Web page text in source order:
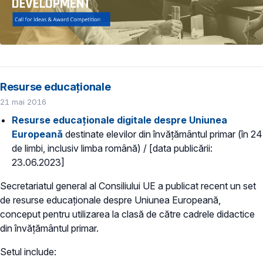
Resurse educaționale
21 mai 2016
Resurse educaționale digitale despre Uniunea
Europeană destinate elevilor din învățământul primar (în 24
de limbi, inclusiv limba română) / [data publicării:
23.06.2023]
Secretariatul general al Consiliului UE a publicat recent un set
de resurse educaționale despre Uniunea Europeană,
conceput pentru utilizarea la clasă de către cadrele didactice
din învățământul primar.
Setul include: